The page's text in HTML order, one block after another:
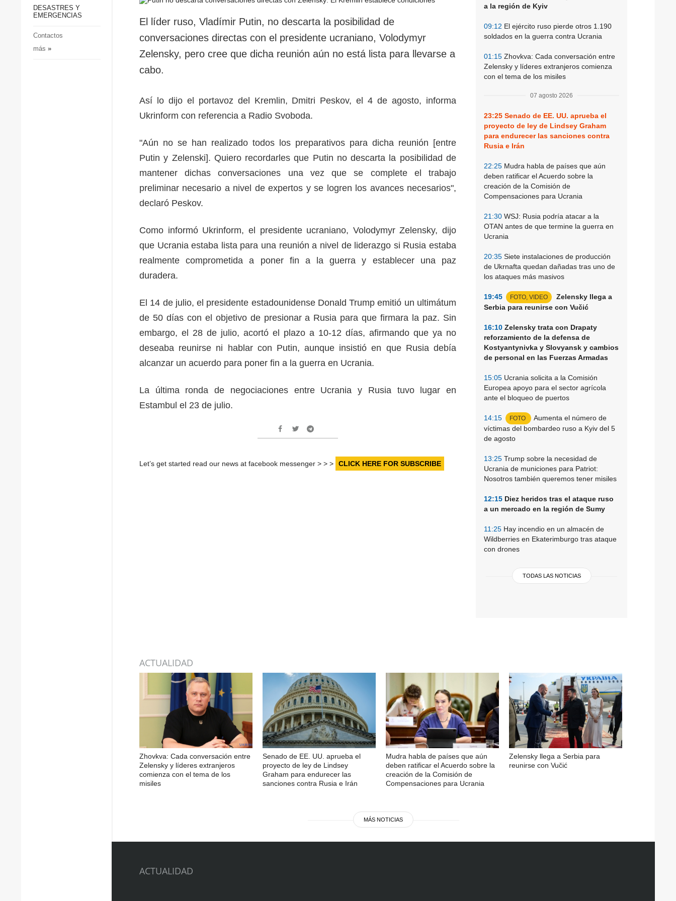
Sociedad y Cultura
Desastres y emergencias
DESASTRES Y
EMERGENCIAS
Contactos
más »
a la región de Kyiv
09:12 El ejército ruso pierde otros 1.190
soldados en la guerra contra Ucrania
01:15 Zhovkva: Cada conversación entre
Zelensky y líderes extranjeros comienza
con el tema de los misiles
07 agosto 2026
23:25 Senado de EE. UU. aprueba el
proyecto de ley de Lindsey Graham
para endurecer las sanciones contra
Rusia e Irán
22:25 Mudra habla de países que aún
deben ratificar el Acuerdo sobre la
creación de la Comisión de
Compensaciones para Ucrania
21:30 WSJ: Rusia podría atacar a la
OTAN antes de que termine la guerra en
Ucrania
20:35 Siete instalaciones de producción
de Ukrnafta quedan dañadas tras uno de
los ataques más masivos
19:45 FOTO, VIDEO
Zelensky llega a
Serbia para reunirse con Vučić
16:10 Zelensky trata con Drapaty
reforzamiento de la defensa de
Kostyantynivka y Slovyansk y cambios
de personal en las Fuerzas Armadas
15:05 Ucrania solicita a la Comisión
Europea apoyo para el sector agrícola
ante el bloqueo de puertos
14:15 FOTO
Aumenta el número de
víctimas del bombardeo ruso a Kyiv del 5
de agosto
13:25 Trump sobre la necesidad de
Ucrania de municiones para Patriot:
Nosotros también queremos tener misiles
12:15 Diez heridos tras el ataque ruso
a un mercado en la región de Sumy
11:25 Hay incendio en un almacén de
Wildberries en Ekaterimburgo tras ataque
con drones
TODAS LAS NOTICIAS
El líder ruso, Vladímir Putin, no descarta la posibilidad de
conversaciones directas con el presidente ucraniano, Volodymyr
Zelensky, pero cree que dicha reunión aún no está lista para llevarse a
cabo.
Así lo dijo el portavoz del Kremlin, Dmitri Peskov, el 4 de agosto, informa
Ukrinform con referencia a Radio Svoboda.
"Aún no se han realizado todos los preparativos para dicha reunión [entre
Putin y Zelenski]. Quiero recordarles que Putin no descarta la posibilidad de
mantener dichas conversaciones una vez que se complete el trabajo
preliminar necesario a nivel de expertos y se logren los avances necesarios",
declaró Peskov.
Como informó Ukrinform, el presidente ucraniano, Volodymyr Zelensky, dijo
que Ucrania estaba lista para una reunión a nivel de liderazgo si Rusia estaba
realmente comprometida a poner fin a la guerra y establecer una paz
duradera.
El 14 de julio, el presidente estadounidense Donald Trump emitió un ultimátum
de 50 días con el objetivo de presionar a Rusia para que firmara la paz. Sin
embargo, el 28 de julio, acortó el plazo a 10-12 días, afirmando que ya no
deseaba reunirse ni hablar con Putin, aunque insistió en que Rusia debía
alcanzar un acuerdo para poner fin a la guerra en Ucrania.
La última ronda de negociaciones entre Ucrania y Rusia tuvo lugar en
Estambul el 23 de julio.
Let’s get started read our news at facebook messenger > > > CLICK HERE FOR SUBSCRIBE
ACTUALIDAD
Zhovkva: Cada conversación entre
Zelensky y líderes extranjeros
comienza con el tema de los
misiles
Senado de EE. UU. aprueba el
proyecto de ley de Lindsey
Graham para endurecer las
sanciones contra Rusia e Irán
Mudra habla de países que aún
deben ratificar el Acuerdo sobre la
creación de la Comisión de
Compensaciones para Ucrania
Zelensky llega a Serbia para
reunirse con Vučić
MÁS NOTICIAS
ACTUALIDAD